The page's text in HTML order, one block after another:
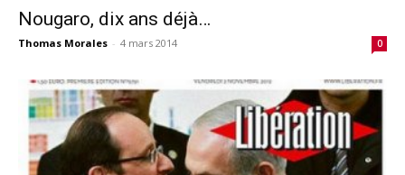
Nougaro, dix ans déjà…
Thomas Morales - 4 mars 2014 0